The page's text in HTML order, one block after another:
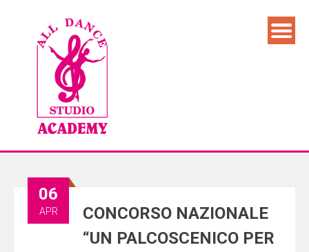
CONCORSO NAZIONALE
“UN PALCOSCENICO PER
06
APR